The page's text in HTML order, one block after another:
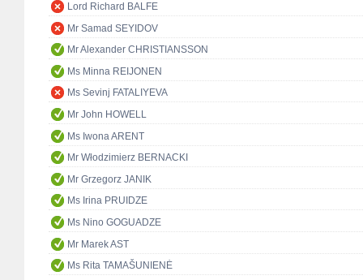
Lord Richard BALFE
Mr Samad SEYIDOV
Mr Alexander CHRISTIANSSON
Ms Minna REIJONEN
Ms Sevinj FATALIYEVA
Mr John HOWELL
Ms Iwona ARENT
Mr Włodzimierz BERNACKI
Mr Grzegorz JANIK
Ms Irina PRUIDZE
Ms Nino GOGUADZE
Mr Marek AST
Ms Rita TAMAŠUNIENĖ